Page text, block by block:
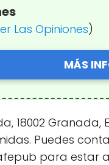
Las Opiniones)
MÁS
18002
Puedes
para estar